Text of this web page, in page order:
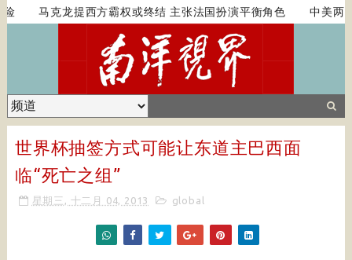
马克龙提西方霸权或终结 主张法国扮演平衡角色 中美两
世界杯抽签方式可能让东道主巴西面
临“死亡之组”
星期三, 十二月 04, 2013 global